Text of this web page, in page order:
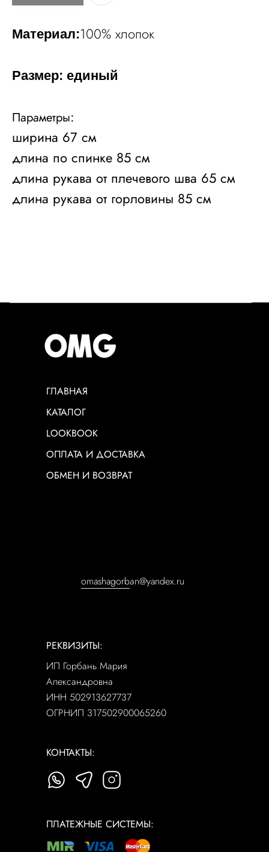
Материал:100% хлопок
Размер: единый
Параметры:
ширина 67 см
длина по спинке 85 см
длина рукава от плечевого шва 65 см
длина рукава от горловины 85 см
ГЛАВНАЯ
КАТАЛОГ
LOOKBOOK
ОБМЕН И ВОЗВРАТ
ОПЛАТА И ДОСТАВКА
КОНТАКТЫ:
omashagorbаn@yandex.ru
РЕКВИЗИТЫ:
ИП Горбань Мария
Александровна
ИНН 502913627737
ОГРНИП 317502900065260
ПЛАТЕЖНЫЕ СИСТЕМЫ: